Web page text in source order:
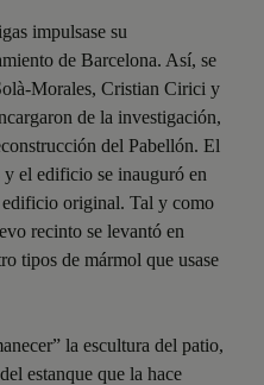
impulsase su
de Barcelona. Así, se
Morales, Cristian Cirici y
de la investigación,
del Pabellón. El
el edificio se inauguró en
original. Tal y como
recinto se levantó en
tipos de mármol que usase
la escultura del patio,
estanque que la hace